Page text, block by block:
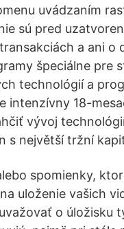
uvádzaním
sú pred
a ani o
špeciálne pre
technológií a
intenzívny 18-
vývoj
s největší tržní
spomienky,
uloženie vašich
o úložisku